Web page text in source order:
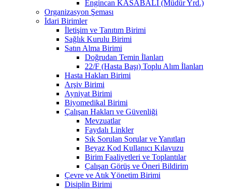
Engincan KASABALI (Müdür Yrd.)
Organizasyon Şeması
İdari Birimler
İletişim ve Tanıtım Birimi
Sağlık Kurulu Birimi
Satın Alma Birimi
Doğrudan Temin İlanları
22/F (Hasta Başı) Toplu Alım İlanları
Hasta Hakları Birimi
Arşiv Birimi
Ayniyat Birimi
Biyomedikal Birimi
Çalışan Hakları ve Güvenliği
Mevzuatlar
Faydalı Linkler
Sık Sorulan Sorular ve Yanıtları
Beyaz Kod Kullanıcı Kılavuzu
Birim Faaliyetleri ve Toplantılar
Çalışan Görüş ve Öneri Bildirim
Çevre ve Atık Yönetim Birimi
Disiplin Birimi